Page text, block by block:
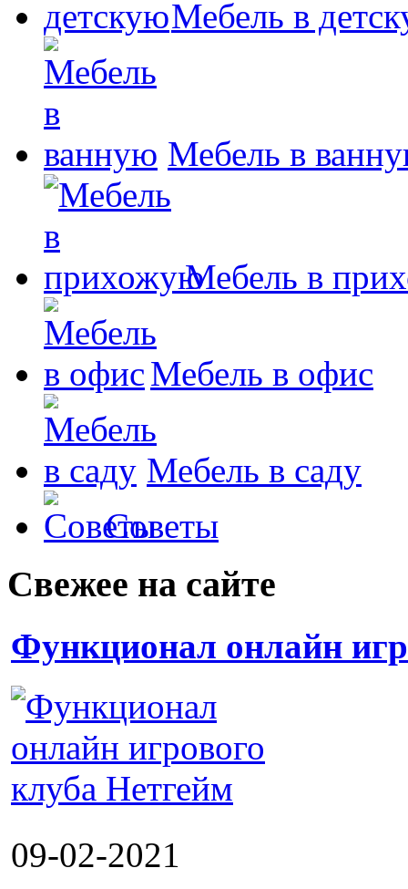
Мебель в
Мебель в
Мебель в
Мебель в офис
Мебель в саду
Советы
Свежее на сайте
Функционал онлайн
09-02-2021